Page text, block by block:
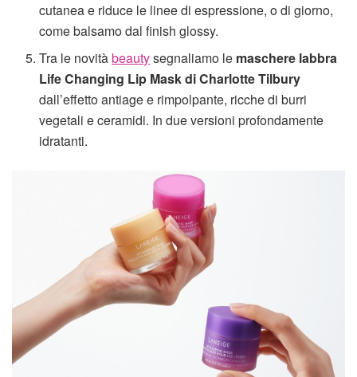
cutanea e riduce le linee di espressione, o di giorno,
come balsamo dal finish glossy.
Tra le novitàbeautysegnaliamo le maschere labbra
Life Changing Lip Mask di Charlotte Tilbury
dall’effetto antiage e rimpolpante, ricche di burri
vegetali e ceramidi. In due versioni profondamente
idratanti.